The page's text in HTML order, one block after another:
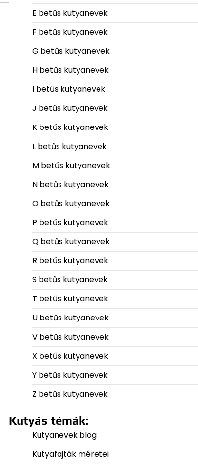
E betűs kutyanevek
F betűs kutyanevek
G betűs kutyanevek
H betűs kutyanevek
I betűs kutyanevek
J betűs kutyanevek
K betűs kutyanevek
L betűs kutyanevek
M betűs kutyanevek
N betűs kutyanevek
O betűs kutyanevek
P betűs kutyanevek
Q betűs kutyanevek
R betűs kutyanevek
S betűs kutyanevek
T betűs kutyanevek
U betűs kutyanevek
V betűs kutyanevek
X betűs kutyanevek
Y betűs kutyanevek
Z betűs kutyanevek
Kutyás témák:
Kutyanevek blog
Kutyafajták méretei